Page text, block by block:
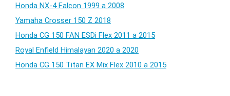
Honda NX-4 Falcon 1999 a 2008
Yamaha Crosser 150 Z 2018
Honda CG 150 FAN ESDi Flex 2011 a 2015
Royal Enfield Himalayan 2020 a 2020
Honda CG 150 Titan EX Mix Flex 2010 a 2015